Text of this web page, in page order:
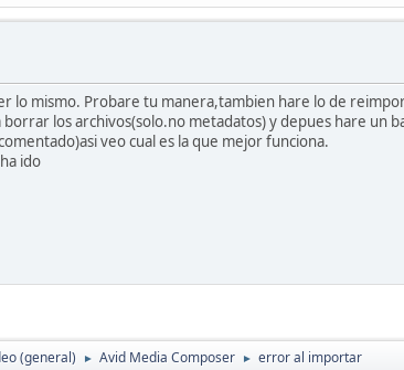
lo mismo. Probare tu manera,tambien hare lo de
los archivos(solo.no metadatos) y depues hare un
veo cual es la que mejor funciona.
ido
(general) ► Avid Media Composer ► error al importar